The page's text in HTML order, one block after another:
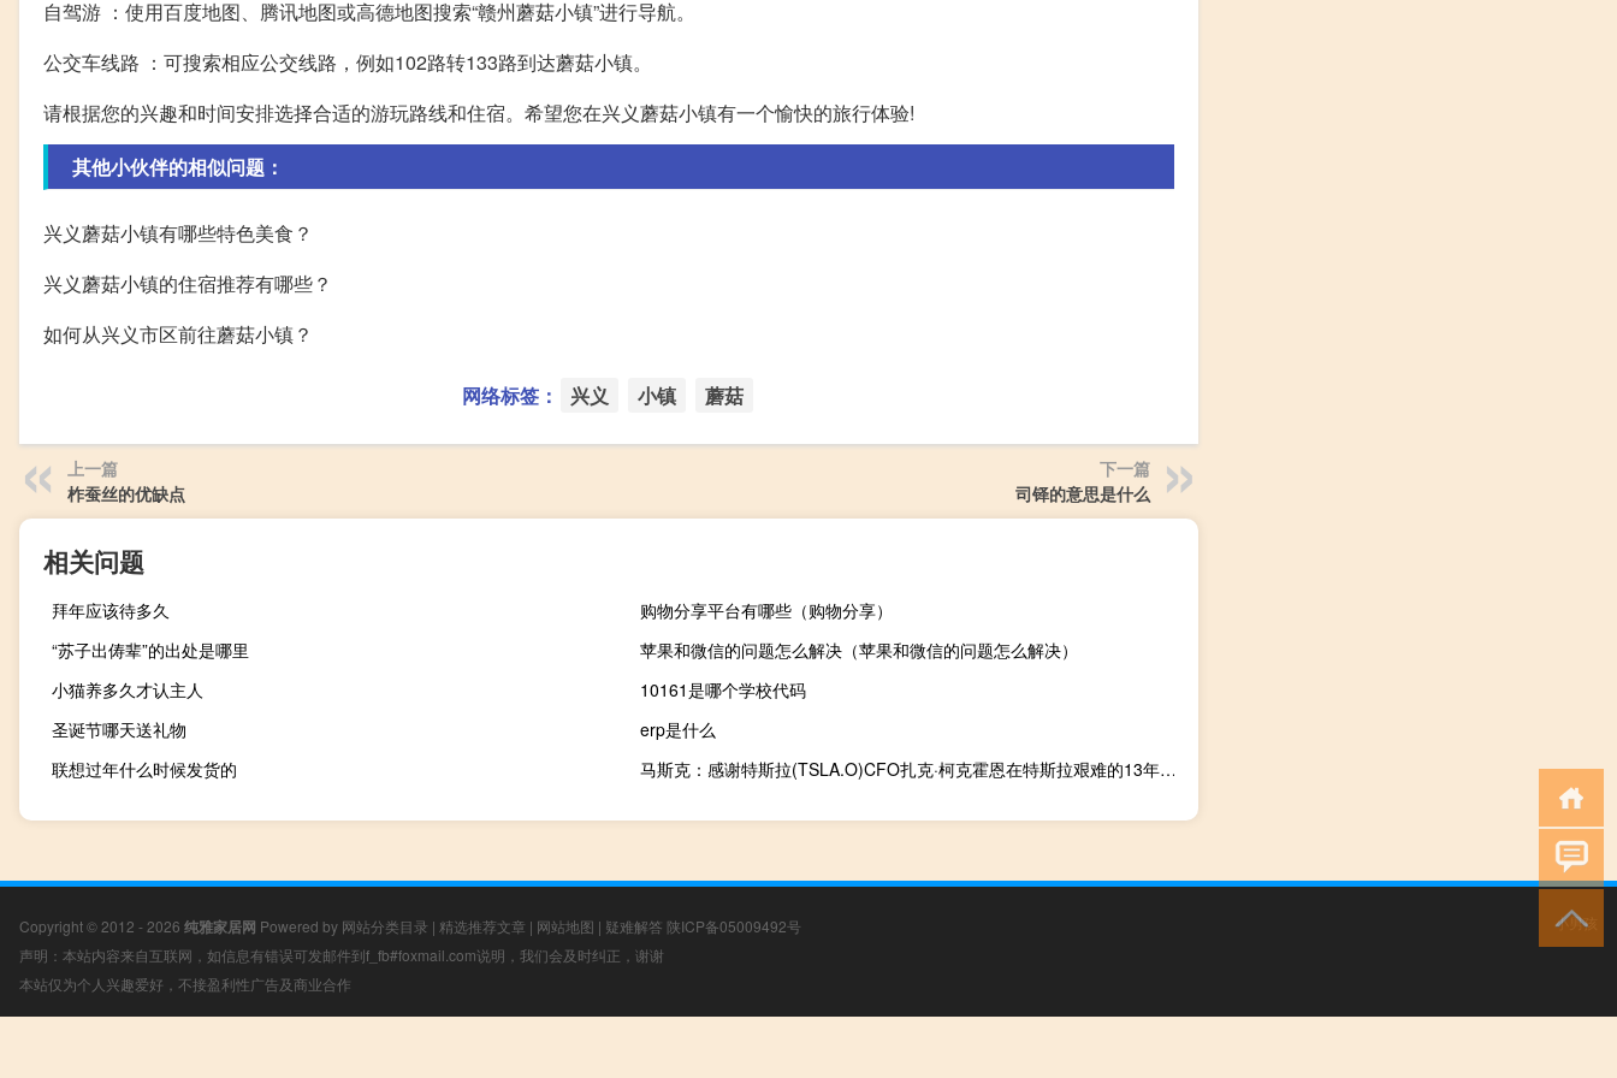
自驾游 ：使用百度地图、腾讯地图或高德地图搜索“赣州蘑菇小镇”进行导航。
公交车线路 ：可搜索相应公交线路，例如102路转133路到达蘑菇小镇。
请根据您的兴趣和时间安排选择合适的游玩路线和住宿。希望您在兴义蘑菇小镇有一个愉快的旅行体验!
其他小伙伴的相似问题：
兴义蘑菇小镇有哪些特色美食？
兴义蘑菇小镇的住宿推荐有哪些？
如何从兴义市区前往蘑菇小镇？
网络标签： 兴义 小镇 蘑菇
上一篇
柞蚕丝的优缺点
下一篇
司铎的意思是什么
相关问题
拜年应该待多久
购物分享平台有哪些（购物分享）
“苏子出俦辈”的出处是哪里
苹果和微信的问题怎么解决（苹果和微信的问题怎么解决）
小猫养多久才认主人
10161是哪个学校代码
圣诞节哪天送礼物
erp是什么
联想过年什么时候发货的
马斯克：感谢特斯拉(TSLA.O)CFO扎克·柯克霍恩在特斯拉艰难的13年中做出的诸多贡献祝他下一阶段的职业生涯顺利
Copyright © 2012 - 2026 纯雅家居网 Powered by 网站分类目录 | 精选推荐文章 | 网站地图 | 疑难解答 陕ICP备05009492号
声明：本站内容来自互联网，如信息有错误可发邮件到f_fb#foxmail.com说明，我们会及时纠正，谢谢
本站仅为个人兴趣爱好，不接盈利性广告及商业合作
小男孩